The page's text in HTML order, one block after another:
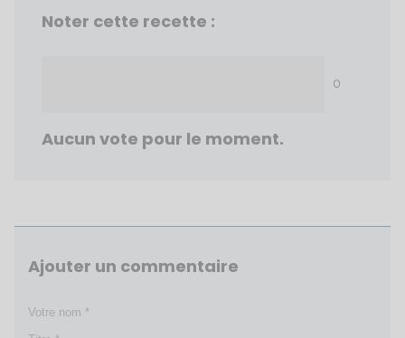
Noter cette recette :
0
Aucun vote pour le moment.
Ajouter un commentaire